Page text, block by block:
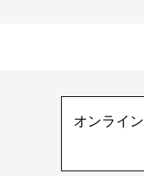
オンライ